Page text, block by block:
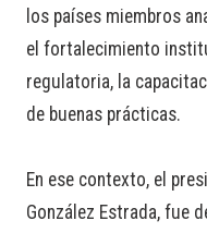
los países miembros
el fortalecimiento
regulatoria, la
de buenas prácticas.
En ese contexto, el
González Estrada, fue